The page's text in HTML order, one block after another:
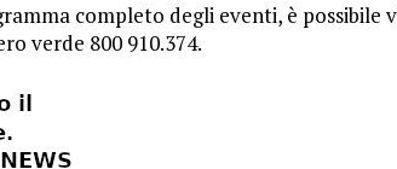
completo degli eventi, è possibile
verde 800 910.374.